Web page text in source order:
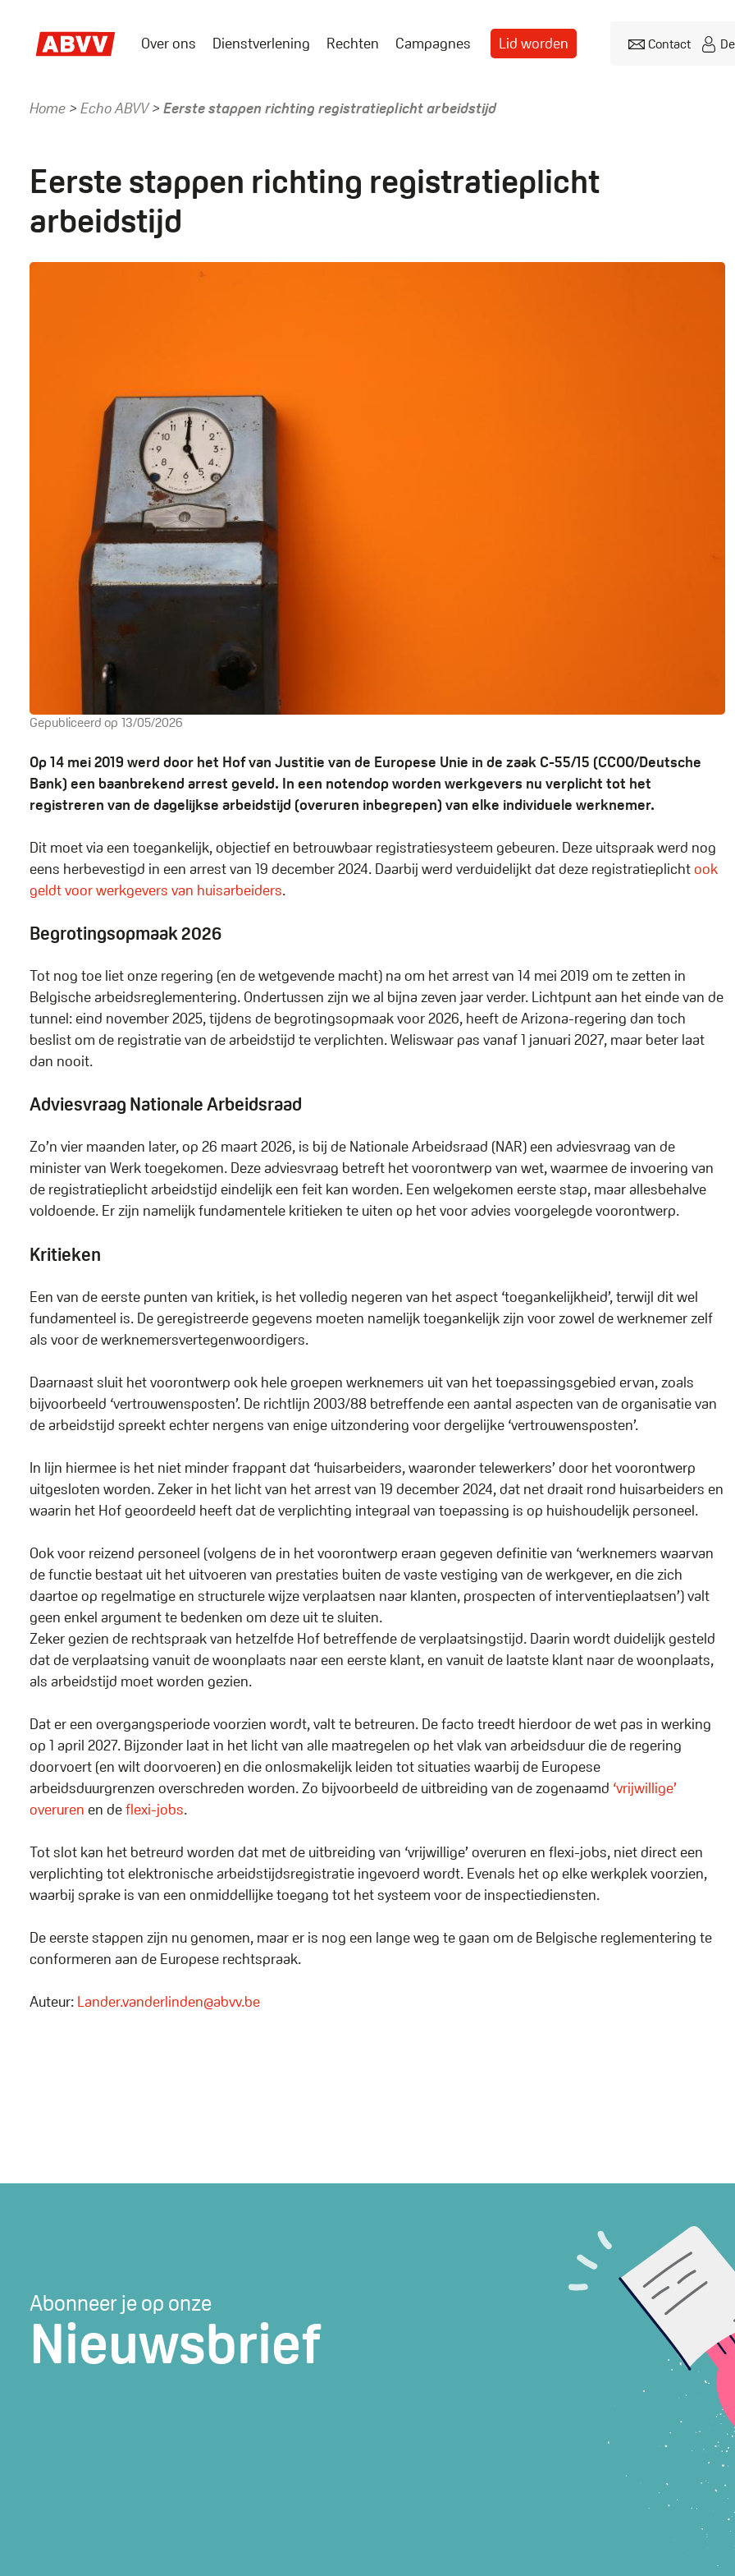
Over ons Dienstverlening Rechten Campagnes Lid worden Contact
Home Echo ABVV Eerste stappen richting registratieplicht arbeidstijd
Eerste stappen richting registratieplicht
arbeidstijd
Gepubliceerd op 13/05/2026
Op 14 mei 2019 werd door het Hof van Justitie van de Europese Unie in de zaak C-55/15 (CCOO/Deutsche
Bank) een baanbrekend arrest geveld. In een notendop worden werkgevers nu verplicht tot het
registreren van de dagelijkse arbeidstijd (overuren inbegrepen) van elke individuele werknemer.
Dit moet via een toegankelijk, objectief en betrouwbaar registratiesysteem gebeuren. Deze uitspraak werd nog
eens herbevestigd in een arrest van 19 december 2024. Daarbij werd verduidelijkt dat deze registratieplichtook
geldt voor werkgevers van huisarbeiders.
Begrotingsopmaak 2026
Tot nog toe liet onze regering (en de wetgevende macht) na om het arrest van 14 mei 2019 om te zetten in
Belgische arbeidsreglementering. Ondertussen zijn we al bijna zeven jaar verder. Lichtpunt aan het einde van de
tunnel: eind november 2025, tijdens de begrotingsopmaak voor 2026, heeft de Arizona-regering dan toch
beslist om de registratie van de arbeidstijd te verplichten. Weliswaar pas vanaf 1 januari 2027, maar beter laat
dan nooit.
Adviesvraag Nationale Arbeidsraad
Zo’n vier maanden later, op 26 maart 2026, is bij de Nationale Arbeidsraad (NAR) een adviesvraag van de
minister van Werk toegekomen. Deze adviesvraag betreft het voorontwerp van wet, waarmee de invoering van
de registratieplicht arbeidstijd eindelijk een feit kan worden. Een welgekomen eerste stap, maar allesbehalve
voldoende. Er zijn namelijk fundamentele kritieken te uiten op het voor advies voorgelegde voorontwerp.
Kritieken
Een van de eerste punten van kritiek, is het volledig negeren van het aspect ‘toegankelijkheid’, terwijl dit wel
fundamenteel is. De geregistreerde gegevens moeten namelijk toegankelijk zijn voor zowel de werknemer zelf
als voor de werknemersvertegenwoordigers.
Daarnaast sluit het voorontwerp ook hele groepen werknemers uit van het toepassingsgebied ervan, zoals
bijvoorbeeld ‘vertrouwensposten’. De richtlijn 2003/88 betreffende een aantal aspecten van de organisatie van
de arbeidstijd spreekt echter nergens van enige uitzondering voor dergelijke ‘vertrouwensposten’.
In lijn hiermee is het niet minder frappant dat ‘huisarbeiders, waaronder telewerkers’ door het voorontwerp
uitgesloten worden. Zeker in het licht van het arrest van 19 december 2024, dat net draait rond huisarbeiders en
waarin het Hof geoordeeld heeft dat de verplichting integraal van toepassing is op huishoudelijk personeel.
Ook voor reizend personeel (volgens de in het voorontwerp eraan gegeven definitie van ‘werknemers waarvan
de functie bestaat uit het uitvoeren van prestaties buiten de vaste vestiging van de werkgever, en die zich
daartoe op regelmatige en structurele wijze verplaatsen naar klanten, prospecten of interventieplaatsen’) valt
geen enkel argument te bedenken om deze uit te sluiten.
Zeker gezien de rechtspraak van hetzelfde Hof betreffende de verplaatsingstijd. Daarin wordt duidelijk gesteld
dat de verplaatsing vanuit de woonplaats naar een eerste klant, en vanuit de laatste klant naar de woonplaats,
als arbeidstijd moet worden gezien.
Dat er een overgangsperiode voorzien wordt, valt te betreuren. De facto treedt hierdoor de wet pas in werking
op 1 april 2027. Bijzonder laat in het licht van alle maatregelen op het vlak van arbeidsduur die de regering
doorvoert (en wilt doorvoeren) en die onlosmakelijk leiden tot situaties waarbij de Europese
arbeidsduurgrenzen overschreden worden. Zo bijvoorbeeld de uitbreiding van de zogenaamd ‘vrijwillige’
overuren en deflexi-jobs.
Tot slot kan het betreurd worden dat met de uitbreiding van ‘vrijwillige’ overuren en flexi-jobs, niet direct een
verplichting tot elektronische arbeidstijdsregistratie ingevoerd wordt. Evenals het op elke werkplek voorzien,
waarbij sprake is van een onmiddellijke toegang tot het systeem voor de inspectiediensten.
De eerste stappen zijn nu genomen, maar er is nog een lange weg te gaan om de Belgische reglementering te
conformeren aan de Europese rechtspraak.
Auteur: Lander.vanderlinden@abvv.be
Abonneer je op onze
Nieuwsbrief